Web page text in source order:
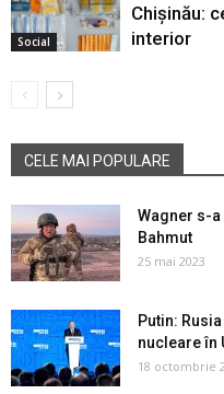
Social
Chișinău:
interior
CELE MAI POPULARE
Wagner s-
Bahmut
25 mai 2023
Putin:
nucleare în
18 octombrie